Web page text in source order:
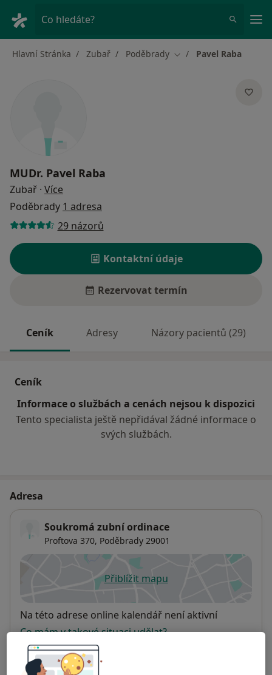
Co hledáte?
Hlavní Stránka Zubař Poděbrady Změna města
Pavel Raba
MUDr. Pavel Raba
Zubař · Více
Poděbrady 1 adresa
29 názorů
Kontaktní údaje
Rezervovat termín
Ceník Adresy Názory pacientů (29)
Ceník
Informace o službách a cenách nejsou k dispozici
Tento specialista ještě nepřidával žádné informace o
svých službách.
Adresa
Soukromá zubní ordinace
Proftova 370, Poděbrady 29001
Přiblížit mapuse otevře v nové záložce
Dostupnost
Na této adrese online kalendář není aktivní
Co mám v takové situaci udělat?
Způsoby platby (soukromé návštěvy)